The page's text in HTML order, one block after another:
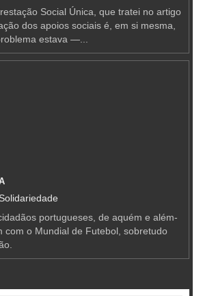
Social Única, que tratei no artigo
dos apoios sociais é, em si mesma,
estava —...
portugueses, de aquém e além-
com o Mundial de Futebol, sobretudo